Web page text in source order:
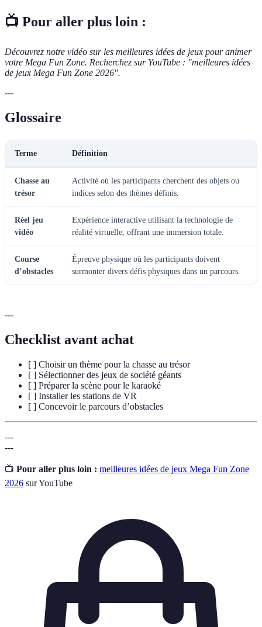
📺 Pour aller plus loin :
Découvrez notre vidéo sur les meilleures idées de jeux pour animer
votre Mega Fun Zone. Recherchez sur YouTube : "meilleures idées
de jeux Mega Fun Zone 2026".
---
Glossaire
Terme Définition
Chasse au
trésor
Activité où les participants cherchent des objets ou
indices selon des thèmes définis.
Réel jeu
vidéo
Expérience interactive utilisant la technologie de
réalité virtuelle, offrant une immersion totale.
Course
d’obstacles
Épreuve physique où les participants doivent
surmonter divers défis physiques dans un parcours.
---
Checklist avant achat
[ ] Choisir un thème pour la chasse au trésor
[ ] Sélectionner des jeux de société géants
[ ] Préparer la scène pour le karaoké
[ ] Installer les stations de VR
[ ] Concevoir le parcours d’obstacles
---
---
📺 Pour aller plus loin : meilleures idées de jeux Mega Fun Zone
2026 sur YouTube